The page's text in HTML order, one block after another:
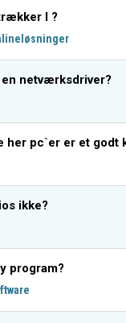
I ?
netværksdriver?
her pc`er er et godt
ikke?
program?